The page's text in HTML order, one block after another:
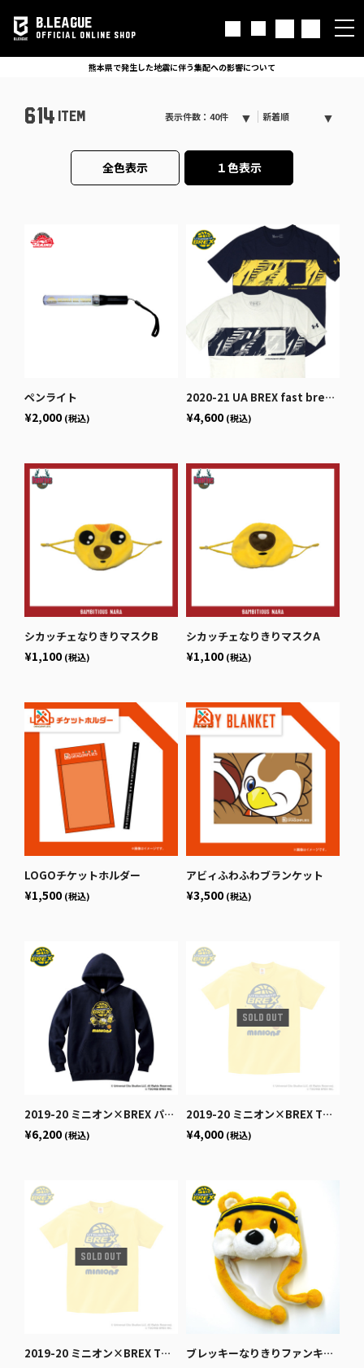
B.LEAGUE
OFFICIAL ONLINE SHOP
熊本県で発生した地震に伴う集配への影響について
614 ITEM 表示件数：40件 新着順
全色表示 １色表示
ペンライト
¥2,000 (税込)
2020-21 UA BREX fast break ポケットTシャツ（ホワイト / ネイビー）
¥4,600 (税込)
シカッチェなりきりマスクB
¥1,100 (税込)
シカッチェなりきりマスクA
¥1,100 (税込)
LOGOチケットホルダー
¥1,500 (税込)
アビィふわふわブランケット
¥3,500 (税込)
2019-20 ミニオン×BREX パーカー (ネイビー)
¥6,200 (税込)
2019-20 ミニオン×BREX Tシャツ (イエロー) 【大人サイズ】
¥4,000 (税込)
2019-20 ミニオン×BREX Tシャツ (イエロー) 【子どもサイズ】 ブレッキーなりきりファンキャップ